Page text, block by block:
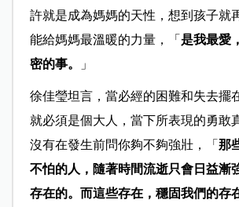
許就是成為媽媽的天性，想到孩子就
能給媽媽最溫暖的力量，「 是我最愛
密的事。
」
徐佳瑩坦言，當必經的困難和失去擺
就必須是個大人，當下所表現的勇敢
沒有在發生前問你夠不夠強壯，「 那
不怕的人，隨著時間流逝只會日益漸
存在的。而這些存在，穩固我們的存